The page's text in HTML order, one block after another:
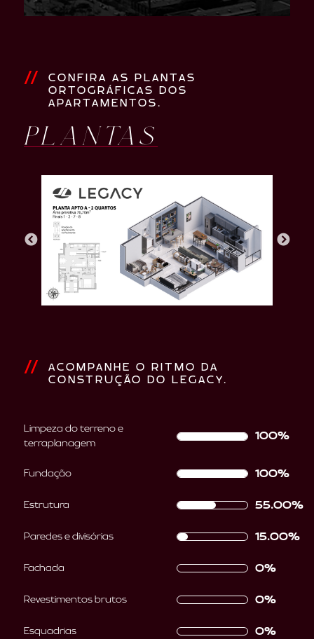
CONFIRA AS PLANTAS
ORTOGRÁFICAS DOS
APARTAMENTOS.
PLANTAS
ACOMPANHE O RITMO DA
CONSTRUÇÃO DO LEGACY.
Limpeza do terreno e
terraplanagem
100%
Fundação 100%
Estrutura 55.00%
Paredes e divisórias 15.00%
Fachada 0%
Revestimentos brutos 0%
Esquadrias 0%